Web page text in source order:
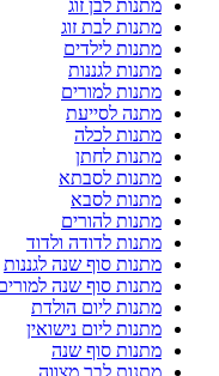
מתנות לבן זוג
מתנות לבת זוג
מתנות לילדים
מתנות לגננות
מתנות למורים
מתנה לסייעת
מתנות לכלה
מתנות לחתן
מתנות לסבתא
מתנות לסבא
מתנות להורים
מתנות לדודה ולדוד
מתנות סוף שנה לגננות
מתנות סוף שנה
מתנות ליום הולדת
מתנות ליום נישואין
מתנות סוף שנה
מתנות לבר מצווה